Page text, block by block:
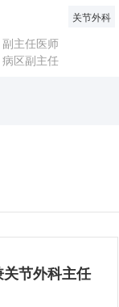
关节外科
主任医师
区副主任
节外科主任